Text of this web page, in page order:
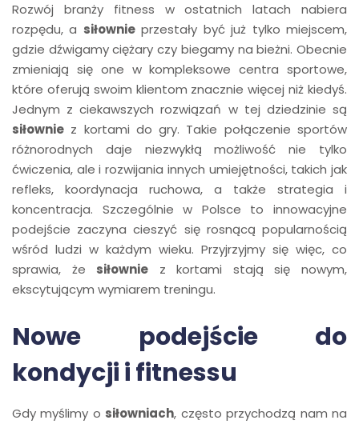
Rozwój branży fitness w ostatnich latach nabiera
rozpędu, a siłownieprzestały być już tylko miejscem,
gdzie dźwigamy ciężary czy biegamy na bieżni. Obecnie
zmieniają się one w kompleksowe centra sportowe,
które oferują swoim klientom znacznie więcej niż kiedyś.
Jednym z ciekawszych rozwiązań w tej dziedzinie są
siłownie z kortami do gry. Takie połączenie sportów
różnorodnych daje niezwykłą możliwość nie tylko
ćwiczenia, ale i rozwijania innych umiejętności, takich jak
refleks, koordynacja ruchowa, a także strategia i
koncentracja. Szczególnie w Polsce to innowacyjne
podejście zaczyna cieszyć się rosnącą popularnością
wśród ludzi w każdym wieku. Przyjrzyjmy się więc, co
sprawia, że siłownie z kortami stają się nowym,
ekscytującym wymiarem treningu.
Nowe podejście do
kondycji i fitnessu
Gdy myślimy o siłowniach, często przychodzą nam na